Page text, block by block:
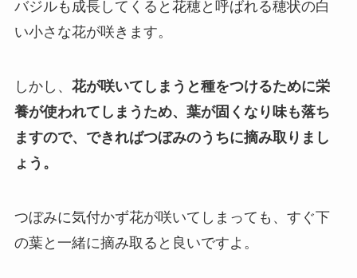
バジルも成長してくると花穂と呼ばれる穂状の白
い小さな花が咲きます。
しかし、 花が咲いてしまうと種をつけるために栄
養が使われてしまうため、葉が固くなり味も落ち
ますので、 できればつぼみのうちに摘み取りまし
ょう。
つぼみに気付かず花が咲いてしまっても、すぐ下
の葉と一緒に摘み取ると良いですよ。